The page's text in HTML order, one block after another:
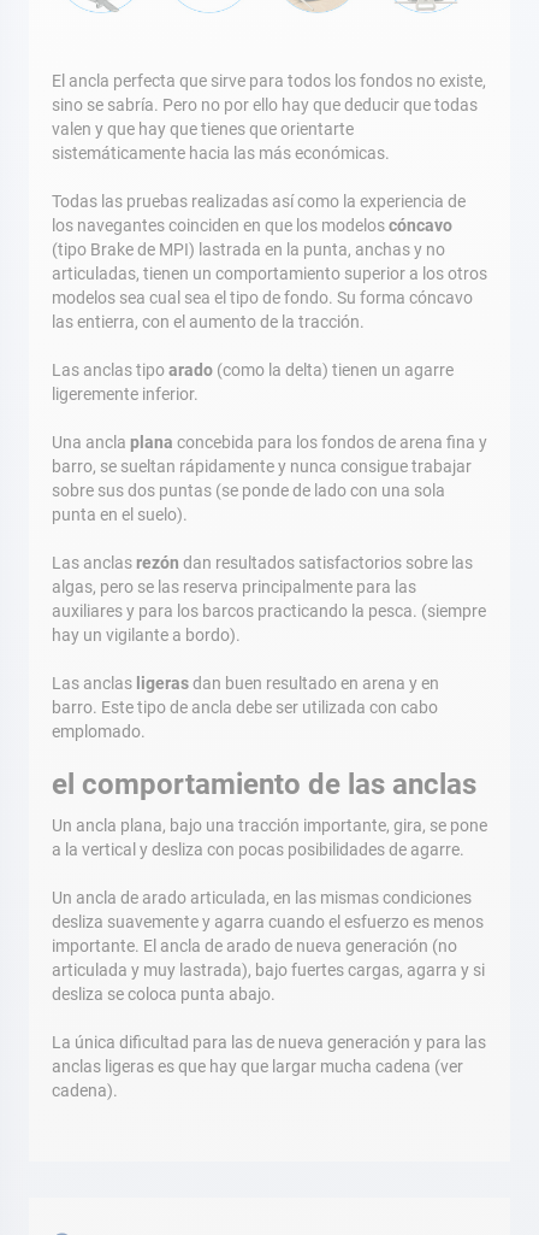
El ancla perfecta que sirve para todos los fondos no existe,
sino se sabría. Pero no por ello hay que deducir que todas
valen y que hay que tienes que orientarte
sistemáticamente hacia las más económicas.
Todas las pruebas realizadas así como la experiencia de
los navegantes coinciden en que los modeloscóncavo
(tipo Brake de MPI) lastrada en la punta, anchas y no
articuladas, tienen un comportamiento superior a los otros
modelos sea cual sea el tipo de fondo. Su forma cóncavo
las entierra, con el aumento de la tracción.
Las anclas tipoarado (como la delta) tienen un agarre
ligeremente inferior.
Una ancla plana concebida para los fondos de arena fina y
barro, se sueltan rápidamente y nunca consigue trabajar
sobre sus dos puntas (se ponde de lado con una sola
punta en el suelo).
Las anclasrezón dan resultados satisfactorios sobre las
algas, pero se las reserva principalmente para las
auxiliares y para los barcos practicando la pesca. (siempre
hay un vigilante a bordo).
Las anclas ligerasdan buen resultado en arena y en
barro. Este tipo de ancla debe ser utilizada con cabo
emplomado.
el comportamiento de las anclas
Un ancla plana, bajo una tracción importante, gira, se pone
a la vertical y desliza con pocas posibilidades de agarre.
Un ancla de arado articulada, en las mismas condiciones
desliza suavemente y agarra cuando el esfuerzo es menos
importante. El ancla de arado de nueva generación (no
articulada y muy lastrada), bajo fuertes cargas, agarra y si
desliza se coloca punta abajo.
La única dificultad para las de nueva generación y para las
anclas ligeras es que hay que largar mucha cadena (ver
cadena).